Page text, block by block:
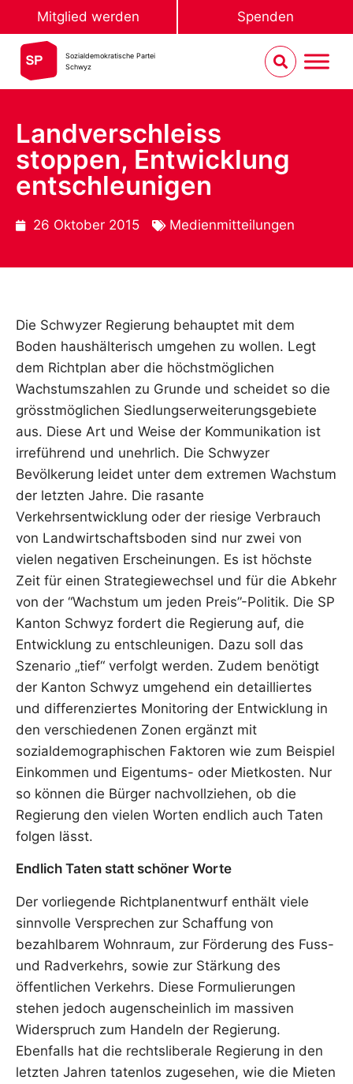
Mitglied werden Spenden
Sozialdemokratische Partei
Schwyz
Landverschleiss
stoppen, Entwicklung
entschleunigen
26 Oktober 2015 Medienmitteilungen
Die Schwyzer Regierung behauptet mit dem
Boden haushälterisch umgehen zu wollen. Legt
dem Richtplan aber die höchstmöglichen
Wachstumszahlen zu Grunde und scheidet so die
grösstmöglichen Siedlungserweiterungsgebiete
aus. Diese Art und Weise der Kommunikation ist
irreführend und unehrlich. Die Schwyzer
Bevölkerung leidet unter dem extremen Wachstum
der letzten Jahre. Die rasante
Verkehrsentwicklung oder der riesige Verbrauch
von Landwirtschaftsboden sind nur zwei von
vielen negativen Erscheinungen. Es ist höchste
Zeit für einen Strategiewechsel und für die Abkehr
von der “Wachstum um jeden Preis”-Politik. Die SP
Kanton Schwyz fordert die Regierung auf, die
Entwicklung zu entschleunigen. Dazu soll das
Szenario „tief“ verfolgt werden. Zudem benötigt
der Kanton Schwyz umgehend ein detailliertes
und differenziertes Monitoring der Entwicklung in
den verschiedenen Zonen ergänzt mit
sozialdemographischen Faktoren wie zum Beispiel
Einkommen und Eigentums- oder Mietkosten. Nur
so können die Bürger nachvollziehen, ob die
Regierung den vielen Worten endlich auch Taten
folgen lässt.
Endlich Taten statt schöner Worte
Der vorliegende Richtplanentwurf enthält viele
sinnvolle Versprechen zur Schaffung von
bezahlbarem Wohnraum, zur Förderung des Fuss-
und Radverkehrs, sowie zur Stärkung des
öffentlichen Verkehrs. Diese Formulierungen
stehen jedoch augenscheinlich im massiven
Widerspruch zum Handeln der Regierung.
Ebenfalls hat die rechtsliberale Regierung in den
letzten Jahren tatenlos zugesehen, wie die Mieten